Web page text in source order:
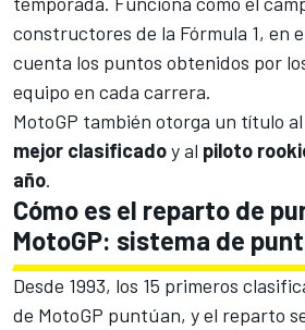
constructores de la Fórmula 1, en
cuenta los puntos obtenidos por
equipo en cada carrera.
MotoGP también otorga un título al
mejor clasificadoy al piloto
año.
Cómo es el reparto de
MotoGP: sistema de
Desde 1993, los 15 primeros
de MotoGP puntúan, y el reparto